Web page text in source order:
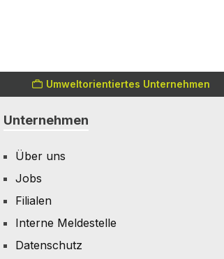
Umweltorientiertes Unternehmen
Unternehmen
Über uns
Jobs
Filialen
Interne Meldestelle
Datenschutz